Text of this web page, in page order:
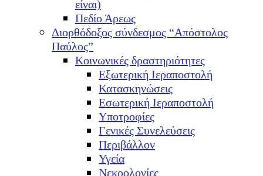
είναι)
Πεδίο Άρεως
Διορθόδοξος σύνδεσμος “Απόστολος
Παύλος”
Κοινωνικές δραστηριότητες
Εξωτερική Ιεραποστολή
Κατασκηνώσεις
Εσωτερική Ιεραποστολή
Υποτροφίες
Γενικές Συνελεύσεις
Περιβάλλον
Υγεία
Νεκρολογίες